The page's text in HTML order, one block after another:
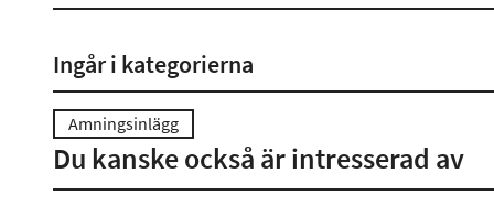
Ingår i kategorierna
Amningsinlägg
Du kanske också är intresserad av